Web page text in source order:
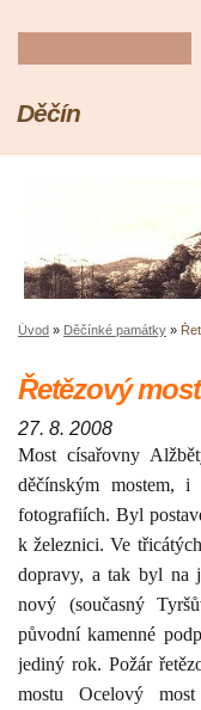
Děčín
Úvod » Děčínké památky »
Řetězový most
27. 8. 2008
Most císařovny
děčínským mostem,
fotografiích. Byl
k železnici. Ve
dopravy, a tak byl na
nový (současný
původní kamenné
jediný rok. Požár
mostu Ocelový